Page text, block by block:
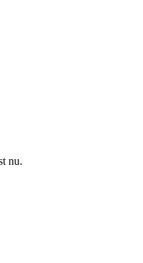
nu.